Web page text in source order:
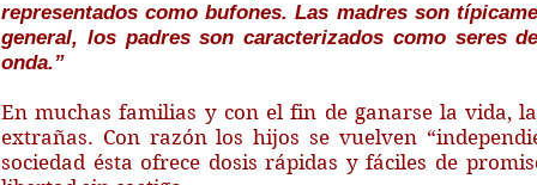
representados como bufones. Las madres son
general, los padres son caracterizados como seres
onda.”
En muchas familias y con el fin de ganarse la vida,
extrañas. Con razón los hijos se vuelven
sociedad ésta ofrece dosis rápidas y fáciles de